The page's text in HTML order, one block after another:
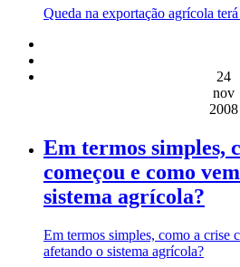
Queda na exportação agrícola
24
nov
2008
Em termos simples,
começou e como
sistema agrícola?
Em termos simples, como a crise
afetando o sistema agrícola?